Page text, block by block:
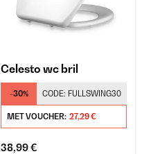
Celesto wc bril
-30% CODE: FULLSWING30
MET VOUCHER: 27,29 €
38,99 €